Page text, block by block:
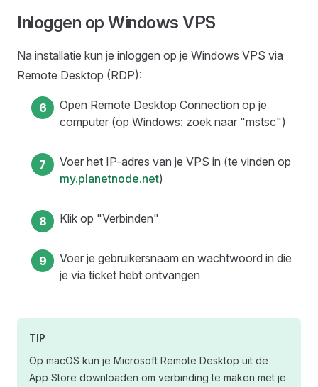
Inloggen op Windows VPS
Na installatie kun je inloggen op je Windows VPS via
Remote Desktop (RDP):
Open Remote Desktop Connection op je
computer (op Windows: zoek naar "mstsc")
Voer het IP-adres van je VPS in (te vinden op
my.planetnode.net)
Klik op "Verbinden"
Voer je gebruikersnaam en wachtwoord in die
je via ticket hebt ontvangen
TIP
Op macOS kun je Microsoft Remote Desktop uit de
App Store downloaden om verbinding te maken met je